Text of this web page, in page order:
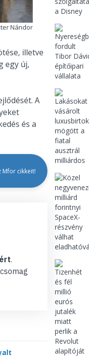
Nándor
illetve
egy új,
A
és a
cikkeit!
.